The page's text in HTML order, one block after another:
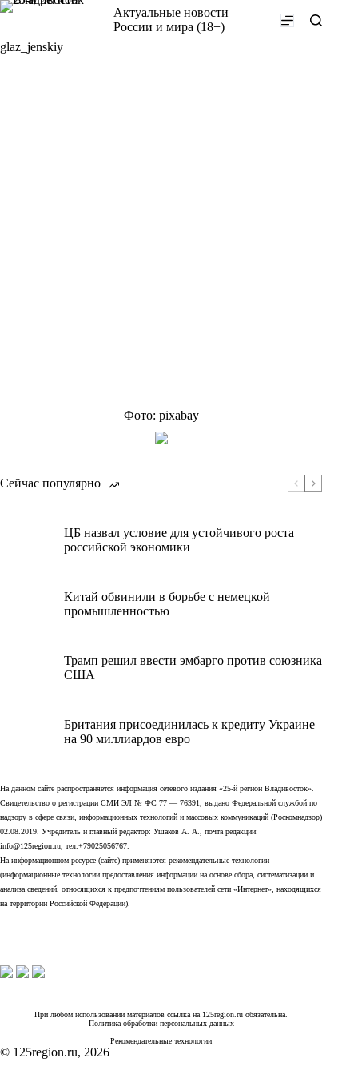
Перейти
Актуальные новости
России и мира (18+)
glaz_jenskiy
Фото: pixabay
Сейчас популярно
ЦБ назвал условие для устойчивого роста
российской экономики
Китай обвинили в борьбе с немецкой
промышленностью
Трамп решил ввести эмбарго против союзника
США
Британия присоединилась к кредиту Украине
на 90 миллиардов евро
На данном сайте распространяется информация сетевого издания «25-й регион Владивосток».
Свидетельство о регистрации СМИ ЭЛ № ФС 77 — 76391, выдано Федеральной службой по
надзору в сфере связи, информационных технологий и массовых коммуникаций (Роскомнадзор)
02.08.2019. Учредитель и главный редактор: Ушаков А. А., почта редакции:
info@125region.ru, тел.+79025056767.
На информационном ресурсе (сайте) применяются рекомендательные технологии
(информационные технологии предоставления информации на основе сбора, систематизации и
анализа сведений, относящихся к предпочтениям пользователей сети «Интернет», находящихся
на территории Российской Федерации).
При любом использовании материалов ссылка на 125region.ru обязательна.
Политика обработки персональных данных
Рекомендательные технологии
© 125region.ru, 2026